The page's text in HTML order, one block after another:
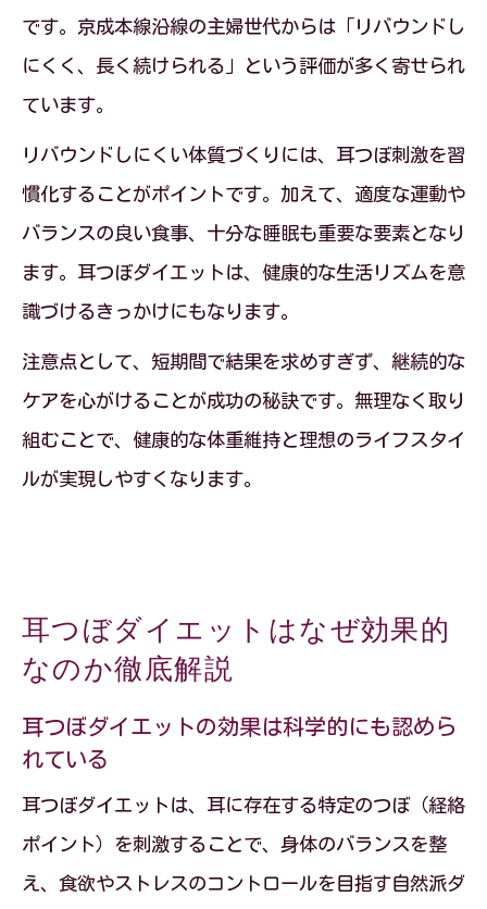
です。京成本線沿線の主婦世代からは「リバウンドし
にくく、長く続けられる」という評価が多く寄せられ
ています。
リバウンドしにくい体質づくりには、耳つぼ刺激を習
慣化することがポイントです。加えて、適度な運動や
バランスの良い食事、十分な睡眠も重要な要素となり
ます。耳つぼダイエットは、健康的な生活リズムを意
識づけるきっかけにもなります。
注意点として、短期間で結果を求めすぎず、継続的な
ケアを心がけることが成功の秘訣です。無理なく取り
組むことで、健康的な体重維持と理想のライフスタイ
ルが実現しやすくなります。
耳つぼダイエットはなぜ効果的
なのか徹底解説
耳つぼダイエットの効果は科学的にも認めら
れている
耳つぼダイエットは、耳に存在する特定のつぼ（経絡
ポイント）を刺激することで、身体のバランスを整
え、食欲やストレスのコントロールを目指す自然派ダ